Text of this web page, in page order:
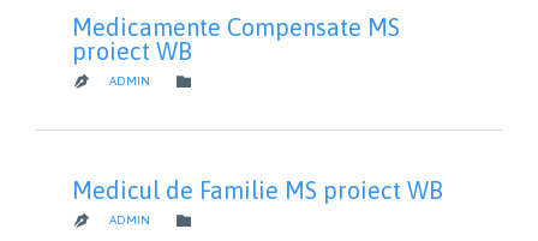
Medicamente Compensate MS
proiect WB
 ADMIN 
Medicul de Familie MS proiect WB
 ADMIN 